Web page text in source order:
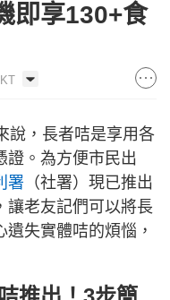
即享130+食
說，長者咭是享用各
證。為方便市民出
署 （社署）現已推出
讓老友記們可以將長
失實體咭的煩惱，